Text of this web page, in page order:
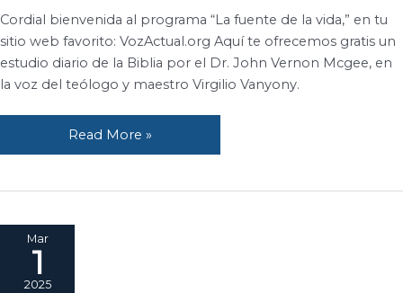
Cordial bienvenida al programa “La fuente de la vida,” en tu
sitio web favorito: VozActual.org Aquí te ofrecemos gratis un
estudio diario de la Biblia por el Dr. John Vernon Mcgee, en
la voz del teólogo y maestro Virgilio Vanyony.
Read More »
Mar
1
2025